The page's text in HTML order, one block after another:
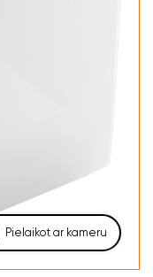
Pielaikot ar kameru